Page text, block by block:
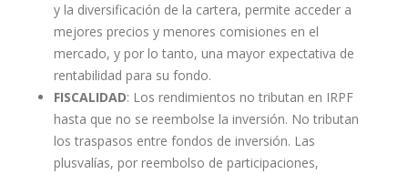
y la diversificación de la cartera, permite acceder a
mejores precios y menores comisiones en el
mercado, y por lo tanto, una mayor expectativa de
rentabilidad para su fondo.
FISCALIDAD: Los rendimientos no tributan en IRPF
hasta que no se reembolse la inversión. No tributan
los traspasos entre fondos de inversión. Las
plusvalías, por reembolso de participaciones,